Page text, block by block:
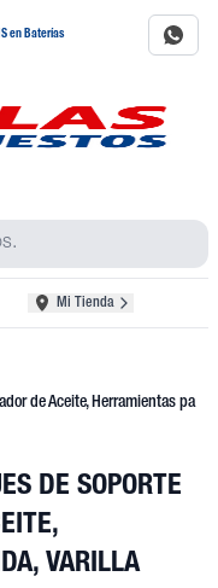
en Baterías
Mi Tienda
de Aceite, Herramientas pa
DE SOPORTE
VARILLA